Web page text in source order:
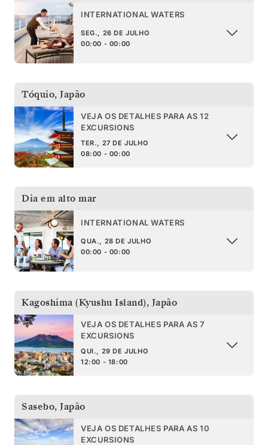
INTERNATIONAL WATERS
SEG., 26 DE JULHO
00:00 - 00:00
Tóquio, Japão
VEJA OS DETALHES PARA AS 12
EXCURSIONS
TER., 27 DE JULHO
08:00 - 00:00
Dia em alto mar
INTERNATIONAL WATERS
QUA., 28 DE JULHO
00:00 - 00:00
Kagoshima (Kyushu Island), Japão
VEJA OS DETALHES PARA AS 7
EXCURSIONS
QUI., 29 DE JULHO
12:00 - 18:00
Sasebo, Japão
VEJA OS DETALHES PARA AS 10
EXCURSIONS